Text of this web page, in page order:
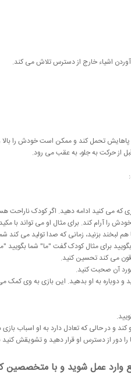
اشیاء خارج از دسترس تلاش می کند.
پاهایش تحمل کند و ممکن است خودش را بالا
از حرکت به جلو، به عقب می رود.
می کنید ادامه دهید. اگر کودک ناراحت
را آرام کند. برای مثال او می تواند با
لبخند بزنید، زمانی که صدا تولید می کند
برای مثال کودک گفت "ما" شما بگویید
قون می کند تحسین کنید.
آن صحبت کنید.
و دوباره به او بدهید. این بازی به وی
و در حالی که تعادل دارد به او اسباب
دور از دسترس او قرار دهید و تشویقش
وارد عمل شوید و با متخصصین